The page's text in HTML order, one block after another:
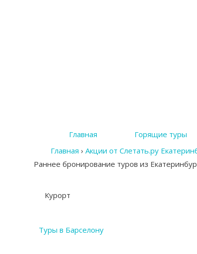
Главная Горящие туры
Главная › Акции от Слетать.ру
Раннее бронирование туров из
Курорт
Туры в Барселону